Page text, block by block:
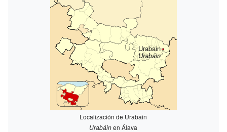
Urabain
Urabáin
Localización de Urabain
Urabáinen Álava